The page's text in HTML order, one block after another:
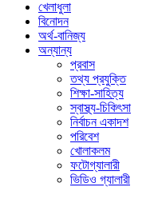
খেলাধুলা
বিনোদন
অর্থ-বানিজ্য
অন্যান্য
প্রবাস
তথ্য প্রযুক্তি
শিক্ষা-সাহিত্য
স্বাস্থ্য-চিকিৎসা
নির্বাচন একাদশ
পরিবেশ
খোলাকলম
ফটোগ্যালারী
ভিডিও গ্যালারী